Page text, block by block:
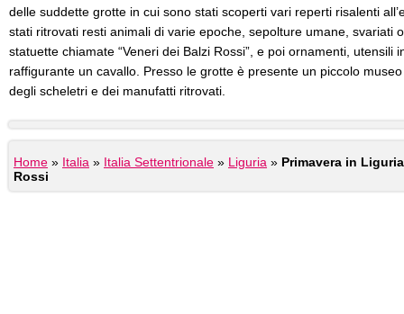
delle suddette grotte in cui sono stati scoperti vari reperti risalenti
stati ritrovati resti animali di varie epoche, sepolture umane, svariati
statuette chiamate “Veneri dei Balzi Rossi”, e poi ornamenti, utensili
raffigurante un cavallo. Presso le grotte è presente un piccolo
degli scheletri e dei manufatti ritrovati.
Home » Italia » Italia Settentrionale » Liguria » Primavera in
Rossi